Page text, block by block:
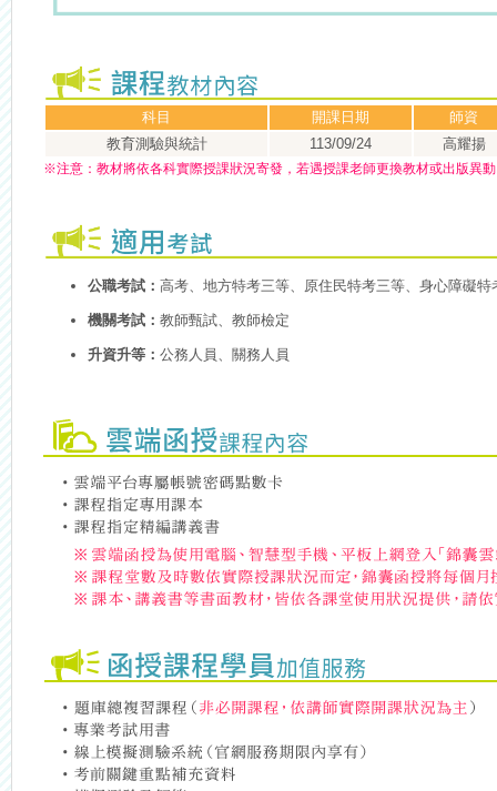
科目 開課日期
師資
教育測驗與統計
113/09/24 高耀揚
※注意： 教材將依各科實際授課狀況寄發，若遇授課老師更換教材或出版異
公職考試： 高考、地方特考三等、原住民特考三等、身心障礙特
機關考試： 教師甄試、教師檢定
升資升等： 公務人員、關務人員